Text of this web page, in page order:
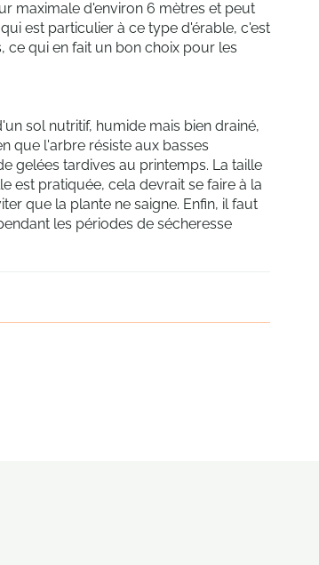
maximale d'environ 6 mètres et peut
est particulier à ce type d'érable, c'est
ce qui en fait un bon choix pour les
sol nutritif, humide mais bien drainé,
que l'arbre résiste aux basses
gelées tardives au printemps. La taille
est pratiquée, cela devrait se faire à la
que la plante ne saigne. Enfin, il faut
les périodes de sécheresse